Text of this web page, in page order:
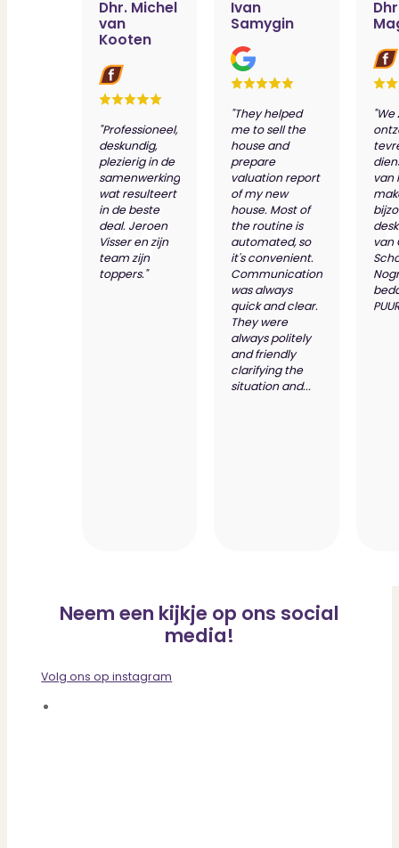
Dhr. Michel
van
Kooten
"Professioneel,
deskundig,
plezierig in de
samenwerking
wat resulteert
in de beste
deal. Jeroen
Visser en zijn
team zijn
toppers."
Ivan
Samygin
"They helped
me to sell the
house and
prepare
valuation report
of my new
house. Most of
the routine is
automated, so
it's convenient.
Communication
was always
quick and clear.
They were
always politely
and friendly
clarifying the
situation and...
"We
van
van
Neem een kijkje op ons social
media!
Volg ons op instagram